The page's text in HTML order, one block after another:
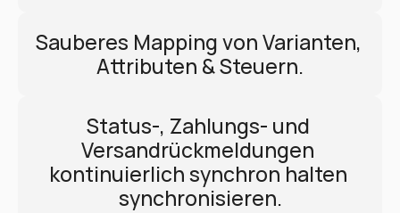
Sauberes Mapping von Varianten,
Attributen & Steuern.
Status-, Zahlungs- und
Versandrückmeldungen
kontinuierlich synchron halten
synchronisieren.